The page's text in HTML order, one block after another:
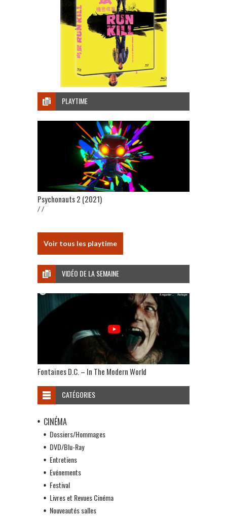
PLAYTIME
Psychonauts 2 (2021)
/ /
Voir tous les playtime
VIDÉO DE LA SEMAINE
Fontaines D.C. – In The Modern World
CATÉGORIES
CINÉMA
Dossiers/Hommages
DVD/Blu-Ray
Entretiens
Evénements
Festival
Livres et Revues Cinéma
Nouveautés salles